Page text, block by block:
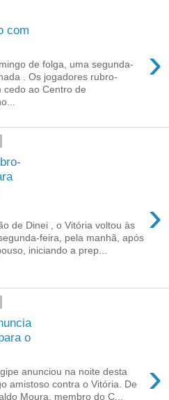
com
›
de folga, uma segunda-
. Os jogadores rubro-
cedo ao Centro de
›
de Dinei , o Vitória voltou às
feira, pela manhã, após
iniciando a prep...
o
›
anunciou na noite desta
amistoso contra o Vitória. De
Moura, membro do C...